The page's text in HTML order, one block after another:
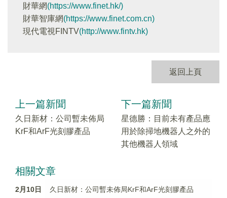
財華網(https://www.finet.hk/)
財華智庫網(https://www.finet.com.cn)
現代電視FINTV(http://www.fintv.hk)
返回上頁
上一篇新聞
久日新材：公司暫未佈局
KrF和ArF光刻膠產品
下一篇新聞
星德勝：目前未有產品應
用於除掃地機器人之外的
其他機器人領域
相關文章
2月10日 久日新材：公司暫未佈局KrF和ArF光刻膠產品